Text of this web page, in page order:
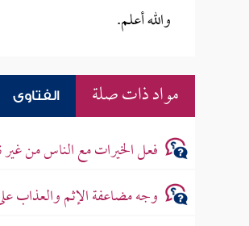
والله أعلم.
مواد ذات صلة الفتاوى
فعل الخيرات مع الناس من
وجه مضاعفة الإثم والعذاب